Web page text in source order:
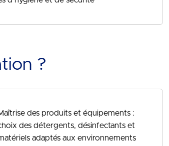
?
des produits et équipements :
des détergents, désinfectants et
adaptés aux environnements